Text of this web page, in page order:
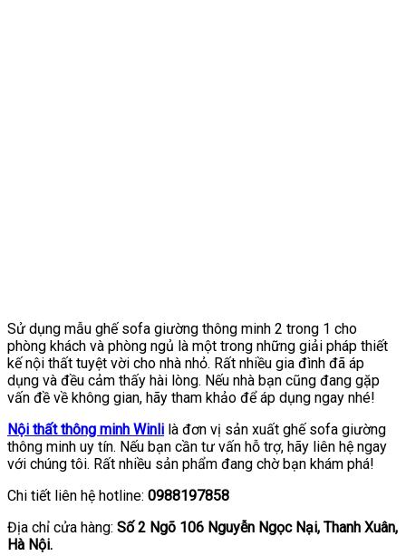
Sử dụng mẫu ghế sofa giường thông minh 2 trong 1 cho
phòng khách và phòng ngủ là một trong những giải pháp thiết
kế nội thất tuyệt vời cho nhà nhỏ. Rất nhiều gia đình đã áp
dụng và đều cảm thấy hài lòng. Nếu nhà bạn cũng đang gặp
vấn đề về không gian, hãy tham khảo để áp dụng ngay nhé!
Nội thất thông minh Winli là đơn vị sản xuất ghế sofa giường
thông minh uy tín. Nếu bạn cần tư vấn hỗ trợ, hãy liên hệ ngay
với chúng tôi. Rất nhiều sản phẩm đang chờ bạn khám phá!
Chi tiết liên hệ hotline: 0988197858
Địa chỉ cửa hàng: Số 2 Ngõ 106 Nguyễn Ngọc Nại, Thanh Xuân,
Hà Nội.